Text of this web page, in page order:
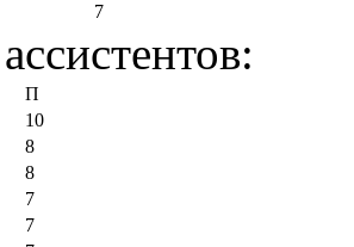
7
П
10
8
8
7
7